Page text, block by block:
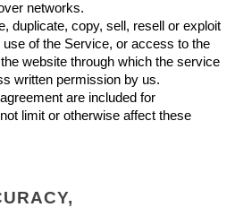
networks.
duplicate, copy, sell, resell or exploit
of the Service, or access to the
website through which the service
written permission by us.
are included for
limit or otherwise affect these